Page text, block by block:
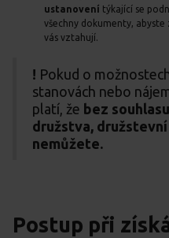
ustanovení týkající se
všechny dokumenty,
vás vztahují.
! Pokud o
stanovách nebo
platí, že bez
družstva,
nemůžete.
Postup při